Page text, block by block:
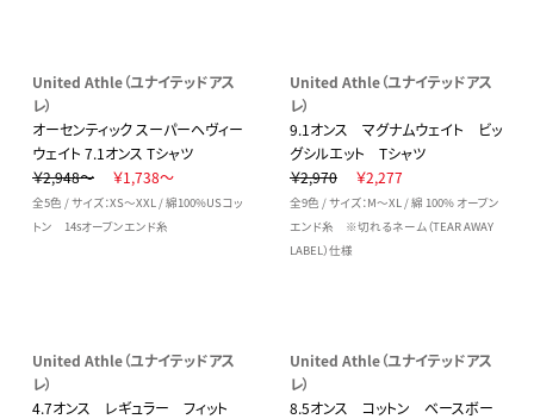
United Athle（ユナイテッドアス
レ）
オーセンティック スーパーヘヴィー
ウェイト 7.1オンス Tシャツ
￥2,948～
￥1,738～
全5色 / サイズ：XS～XXL / 綿100%USコッ
トン 14sオープンエンド糸
United Athle（ユナイテッドアス
レ）
9.1オンス マグナムウェイト ビッ
グシルエット Tシャツ
￥2,970
￥2,277
全9色 / サイズ：M～XL / 綿 100% オープン
エンド糸 ※切れるネーム（TEAR AWAY
LABEL）仕様
United Athle（ユナイテッドアス
レ）
4.7オンス レギュラー フィット
United Athle（ユナイテッドアス
レ）
8.5オンス コットン ベースボー